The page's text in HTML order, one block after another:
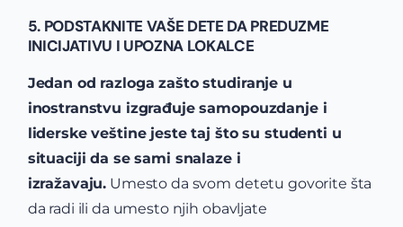
5. PODSTAKNITE VAŠE DETE DA PREDUZME
INICIJATIVU I UPOZNA LOKALCE
Jedan od razloga zašto studiranje u
inostranstvu izgrađuje samopouzdanje i
liderske veštine jeste taj što su studenti u
situaciji da se sami snalaze i
izražavaju. Umesto da svom detetu govorite šta
da radi ili da umesto njih obavljate